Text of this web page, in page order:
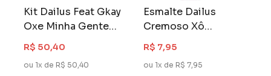
Kit Dailus Feat Gkay
Oxe Minha Gente
06 Cores
R$ 50,40
ou 1x de R$ 50,40
Esmalte Dailus
Cremoso Xô
Carentena 8 ml
Esse Momento é
Meu
R$ 7,95
ou 1x de R$ 7,95